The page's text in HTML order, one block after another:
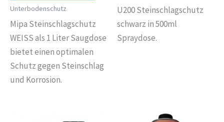
Unterbodenschutz
Mipa Steinschlagschutz
WEISS als 1 Liter Saugdose
bietet einen optimalen
Schutz gegen Steinschlag
und Korrosion.
U200 Steinschlagschutz
schwarz in 500ml
Spraydose.